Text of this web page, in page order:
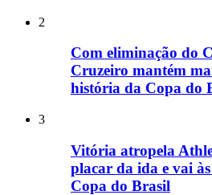
2
Com eliminação do
Cruzeiro mantém
história da Copa do
3
Vitória atropela
placar da ida e vai
Copa do Brasil